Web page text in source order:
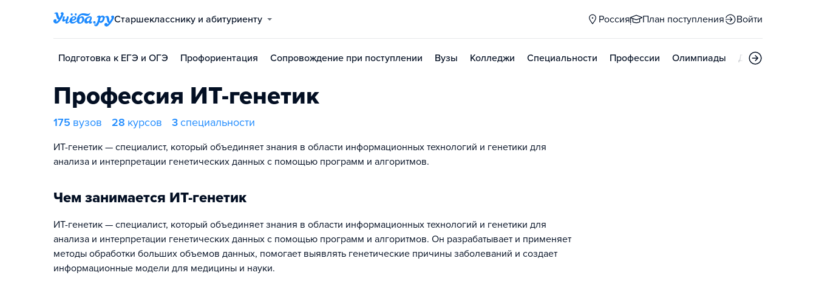
Старшекласснику и абитуриенту Россия План поступления Войти
Подготовка к ЕГЭ и ОГЭ Профориентация Сопровождение при поступлении Вузы Колледжи Специальности Профессии Олимпиады Дни открытых
Профессия ИТ-генетик
175 вузов 28 курсов 3специальности
ИТ-генетик — специалист, который объединяет знания в области информационных технологий и генетики для
анализа и интерпретации генетических данных с помощью программ и алгоритмов.
Чем занимается ИТ-генетик
ИТ-генетик — специалист, который объединяет знания в области информационных технологий и генетики для
анализа и интерпретации генетических данных с помощью программ и алгоритмов. Он разрабатывает и применяет
методы обработки больших объемов данных, помогает выявлять генетические причины заболеваний и создает
информационные модели для медицины и науки.